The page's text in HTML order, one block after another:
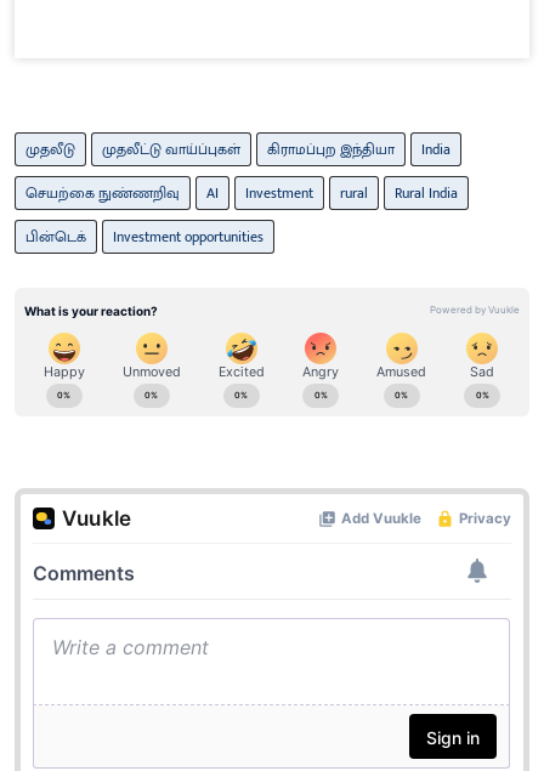
முதலீடு முதலீட்டு வாய்ப்புகள் கிராமப்புற இந்தியா
India
செயற்கை நுண்ணறிவு
AI Investment rural
Rural India
பின்டெக்
Investment opportunities